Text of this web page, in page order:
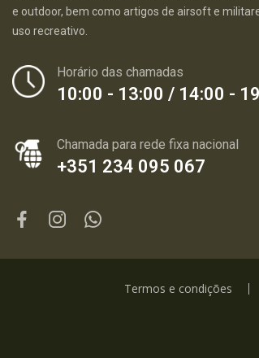
e outdoor, bem como artigos de airsoft e
uso recreativo.
Horário das chamadas
10:00 - 13:00 / 14:00 -
Chamada para rede fixa nacional
+351 234 095 067
Termos e condições